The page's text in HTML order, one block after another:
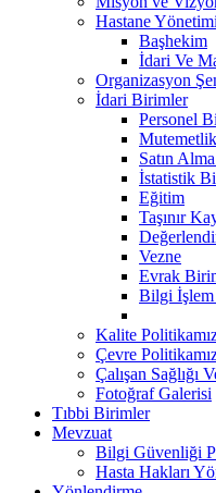
Hastane Yönetimi
Başhekim
İdari Ve
Organizasyon
İdari Birimler
Personel
Mutemetlik
Satın
İstatistik
Eğitim
Taşınır
Vezne
Evrak
Bilgi
Kalite
Çevre
Çalışan Sağlığı
Fotoğraf Galerisi
Tıbbi Birimler
Mevzuat
Bilgi Güvenliği
Hasta Hakları